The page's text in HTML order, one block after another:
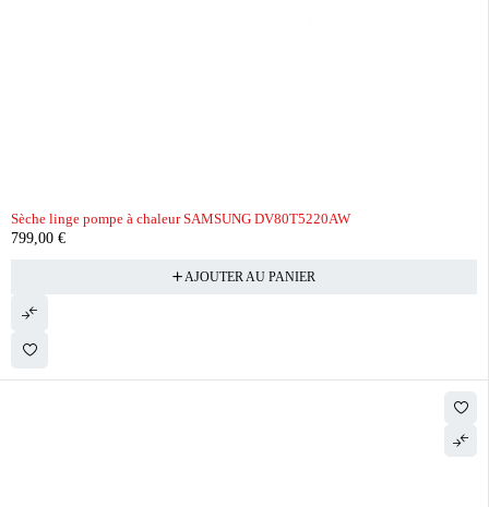
Sèche linge pompe à chaleur SAMSUNG DV80T5220AW
799,00 €
AJOUTER AU PANIER